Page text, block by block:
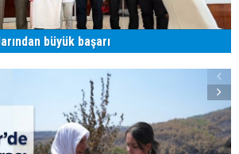
büyük başarı